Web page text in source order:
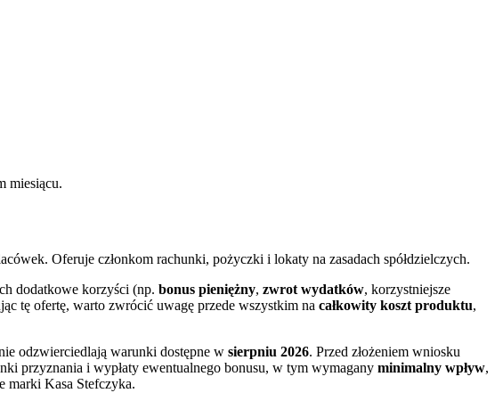
miesiącu.
Oferuje członkom rachunki, pożyczki i lokaty na zasadach spółdzielczych.
dodatkowe korzyści (np. bonus pieniężny, zwrot wydatków, korzystniejsze
tę ofertę, warto zwrócić uwagę przede wszystkim na całkowity koszt produktu,
odzwierciedlają warunki dostępne w sierpniu 2026. Przed złożeniem wniosku
przyznania i wypłaty ewentualnego bonusu, w tym wymagany minimalny wpływ,
marki Kasa Stefczyka.